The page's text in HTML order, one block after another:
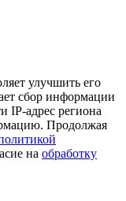
улучшить его
сбор информации
IP-адрес региона
Продолжая
на обработку